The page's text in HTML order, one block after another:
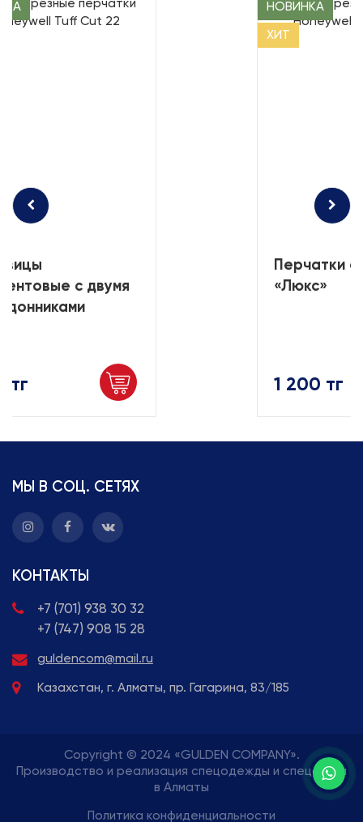
с двумя
тг
НОВИНКА
ХИТ
Перчатки
«Люкс»
1 200 тг
МЫ В СОЦ. СЕТЯХ
КОНТАКТЫ
+7 (701) 938 30 32
+7 (747) 908 15 28
guldencom@mail.ru
Казахстан, г. Алматы, пр. Гагарина, 83/185
Copyright © 2024 «GULDEN COMPANY».
Производство и реализация спецодежды и спецобуви
в Алматы
Политика конфиденциальности